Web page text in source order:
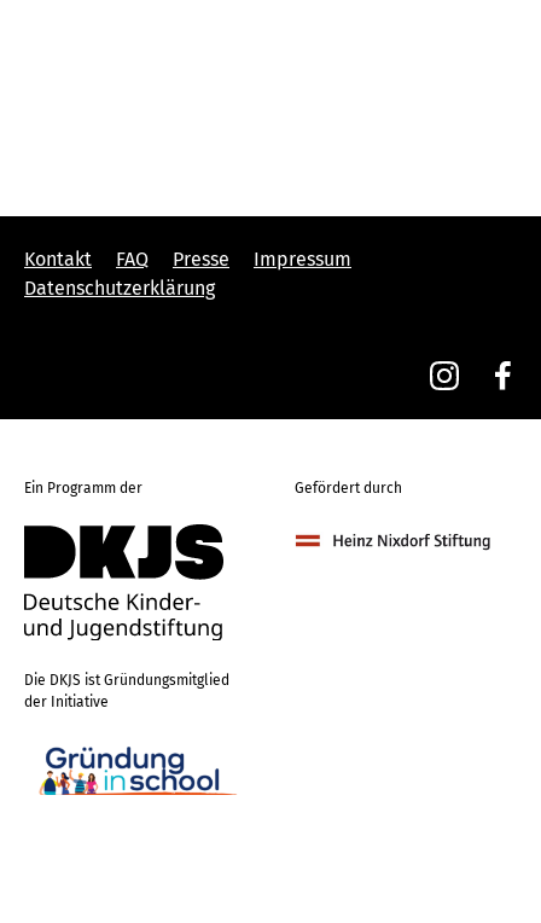
Kontakt FAQ Presse
Impressum
Datenschutzerklärung
Ein Programm der Gefördert durch
Die DKJS ist Gründungsmitglied
der Initiative